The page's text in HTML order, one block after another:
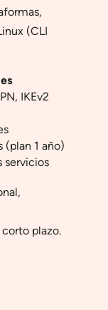
(CLI
IKEv2
(plan 1 año)
servicios
plazo.